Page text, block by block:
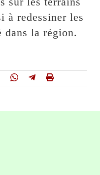
à redessiner les
dans la région.